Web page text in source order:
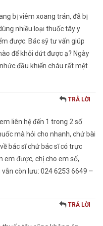
bị viêm xoang trán, đã bị
nhiều loại thuốc tây y
được. Bác sỹ tư vấn giúp
để khỏi dứt được ạ? Ngày
đầu khiến cháu rất mệt
TRẢ LỜI
liên hệ đến 1 trong 2 số
mà hỏi cho nhanh, chứ bài
bác sĩ chứ bác sĩ có trực
em được, chị cho em số,
còn lưu: 024 6253 6649 –
TRẢ LỜI